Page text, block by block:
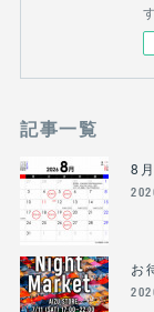
記事一覧
8
お